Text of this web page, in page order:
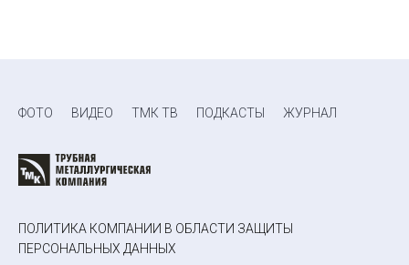
ФОТО ВИДЕО ТМК ТВ ПОДКАСТЫ ЖУРНАЛ
ПОЛИТИКА КОМПАНИИ В ОБЛАСТИ ЗАЩИТЫ
ПЕРСОНАЛЬНЫХ ДАННЫХ